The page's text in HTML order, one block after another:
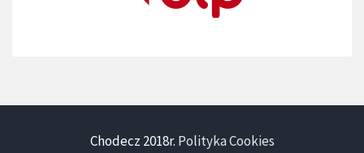
Chodecz 2018r. Polityka Cookies